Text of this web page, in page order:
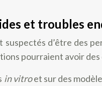
et troubles
suspectés d’être des
pourraient avoir
in vitroet sur des